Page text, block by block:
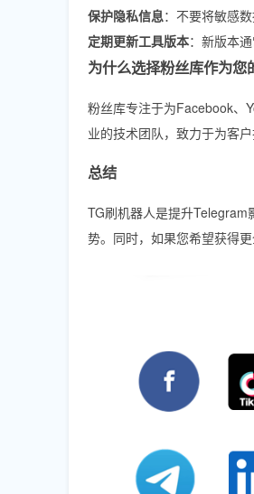
保护隐私信息：不要将敏感
定期更新工具版本：新版本
为什么选择粉丝库作为您
粉丝库专注于为Facebook、
业的技术团队，致力于为客
总结
TG刷机器人是提升
势。同时，如果您希望获得